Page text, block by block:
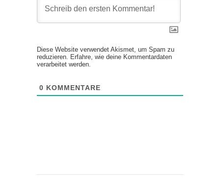
Diese Website verwendet Akismet, um Spam zu
reduzieren. Erfahre, wie deine Kommentardaten
verarbeitet werden.
0 KOMMENTARE